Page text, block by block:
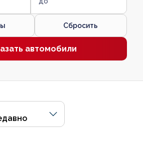
Сбросить
автомобили